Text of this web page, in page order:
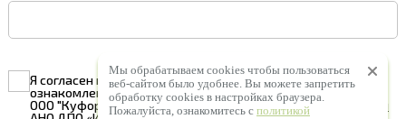
Мы обрабатываем cookies чтобы пользоваться
веб-сайтом было удобнее. Вы можете запретить
обработку сookies в настройках браузера.
Пожалуйста, ознакомитесь с политикой
Я согласен наобработку персональных данныхи
ознакомлен с условиямиПолитики конфиденциальности
ООО "Куформ" и условиямиПолитики конфиденциальности